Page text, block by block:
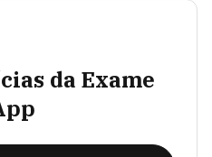
da Exame